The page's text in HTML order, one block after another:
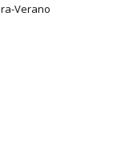
Verano